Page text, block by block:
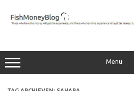
inhoud
Menu